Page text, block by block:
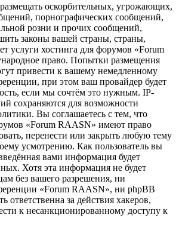
оскорбительных, угрожающих,
порнографических сообщений,
розни и прочих сообщений,
законы вашей страны, страны,
услуги хостинга для форумов «Forum
право. Попытки размещения
привести к вашему немедленному
при этом ваш провайдер будет
если мы сочтём это нужным. IP-
сохраняются для возможности
Вы соглашаетесь с тем, что
«Forum RAASN» имеют право
перенести или закрыть любую тему
усмотрению. Как пользователь вы
вами информация будет
Хотя эта информация не будет
без вашего разрешения, ни
«Forum RAASN», ни phpBB
ответственна за действия хакеров,
к несанкционированному доступу к